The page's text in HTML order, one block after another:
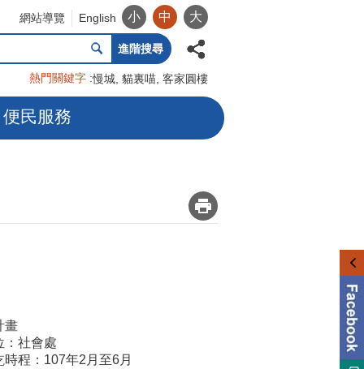
網站導覽 English 小 中 大
進階搜尋
熱門關鍵字 慢城 貓裏喵 客家圓樓
便民服務
_
畫
：社會處
時程：107年2月至6月